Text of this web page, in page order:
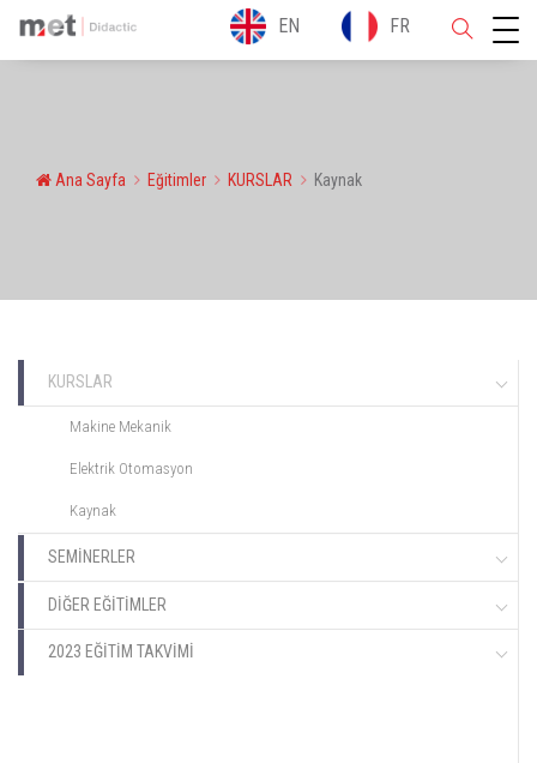
EN FR
Ana Sayfa Eğitimler KURSLAR Kaynak
KURSLAR
Makine Mekanik
Elektrik Otomasyon
Kaynak
SEMİNERLER
DİĞER EĞİTİMLER
2023 EĞİTİM TAKVİMİ